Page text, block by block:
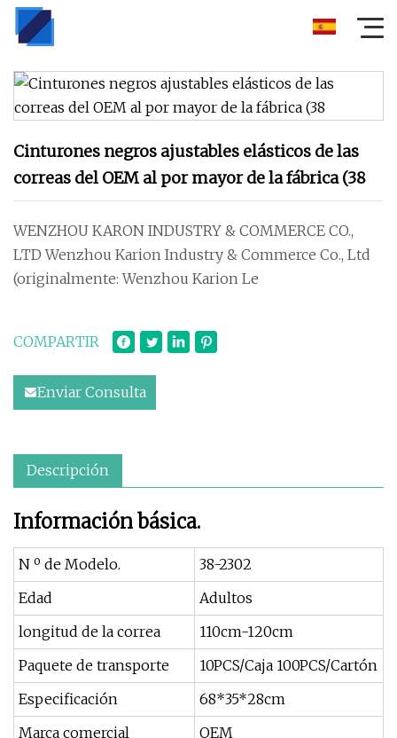
Cinturones negros ajustables elásticos de las
correas del OEM al por mayor de la fábrica (38
WENZHOU KARON INDUSTRY & COMMERCE CO.,
LTD Wenzhou Karion Industry & Commerce Co., Ltd
(originalmente: Wenzhou Karion Le
COMPARTIR
Enviar Consulta
Descripción
Información básica.
N º de Modelo.
38-2302
Edad
Adultos
longitud de la correa
110cm-120cm
Paquete de transporte
10PCS/Caja 100PCS/Cartón
Especificación
68*35*28cm
Marca comercial
OEM